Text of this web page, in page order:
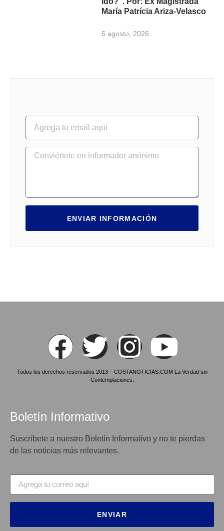
María Patrícia Ariza-Velasco
5 agosto, 2026
ENVIAR INFORMACIÓN
Todos los derechos reservados 2013 – COSTANOTICIAS.COM La Verdad sin
Contemplaciones.
Boletín Informativo
Suscríbete a nuestro Boletín Informativo y no te pierdas
de las noticias más relevantes.
ENVIAR